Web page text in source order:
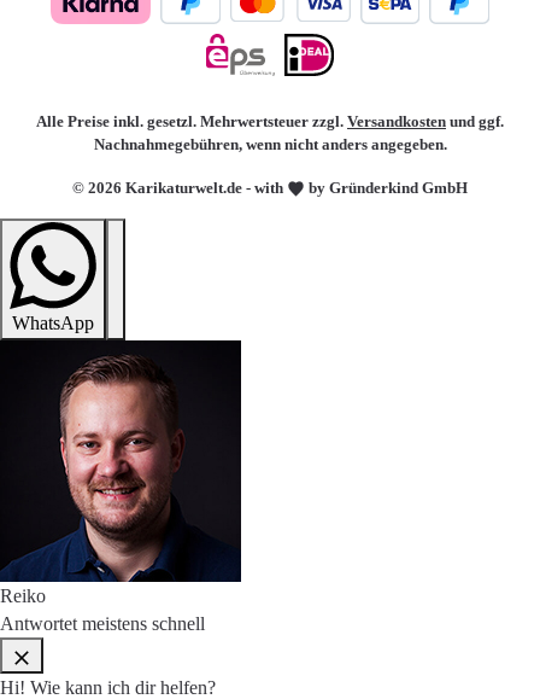
© 2026 Karikaturwelt.de - with by Gründerkind GmbH
Alle Preise inkl. gesetzl. Mehrwertsteuer zzgl. Versandkosten und ggf.
Nachnahmegebühren, wenn nicht anders angegeben.
WhatsApp
Reiko
Antwortet meistens schnell
Hi! Wie kann ich dir helfen?